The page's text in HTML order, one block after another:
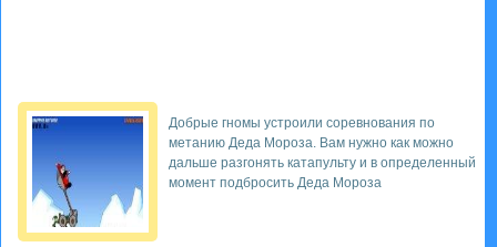
Добрые гномы устроили соревнования по
метанию Деда Мороза. Вам нужно как можно
дальше разгонять катапульту и в определенный
момент подбросить Деда Мороза